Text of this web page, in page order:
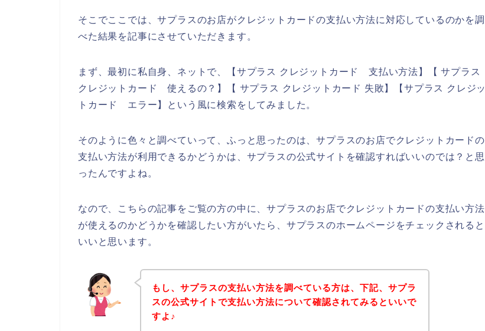
そこでここでは、サプラスのお店がクレジットカードの支払い方法に対応しているのかを調
べた結果を記事にさせていただきます。
まず、最初に私自身、ネットで、【サプラス クレジットカード 支払い方法】【 サプラス
クレジットカード 使えるの？】【 サプラス クレジットカード 失敗】【サプラス クレジッ
トカード エラー】という風に検索をしてみました。
そのように色々と調べていって、ふっと思ったのは、サプラスのお店でクレジットカードの
支払い方法が利用できるかどうかは、サプラスの公式サイトを確認すればいいのでは？と思
ったんですよね。
なので、こちらの記事をご覧の方の中に、サプラスのお店でクレジットカードの支払い方法
が使えるのかどうかを確認したい方がいたら、サプラスのホームページをチェックされると
いいと思います。
もし、サプラスの支払い方法を調べている方は、下記、サプラ
スの公式サイトで支払い方法について確認されてみるといいで
すよ♪